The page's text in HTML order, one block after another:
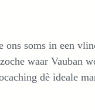
soms in een
waar Vauban
dè ideale